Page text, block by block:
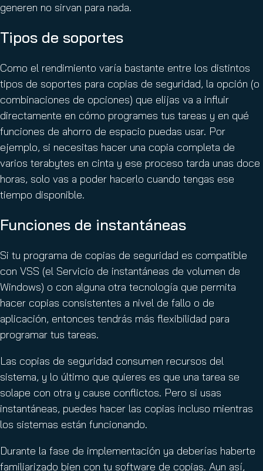
generen no sirvan para nada.
Tipos de soportes
Como el rendimiento varía bastante entre los distintos
tipos de soportes para copias de seguridad, la opción (o
combinaciones de opciones) que elijas va a influir
directamente en cómo programes tus tareas y en qué
funciones de ahorro de espacio puedas usar. Por
ejemplo, si necesitas hacer una copia completa de
varios terabytes en cinta y ese proceso tarda unas doce
horas, solo vas a poder hacerlo cuando tengas ese
tiempo disponible.
Funciones de instantáneas
Si tu programa de copias de seguridad es compatible
con VSS (el Servicio de instantáneas de volumen de
Windows) o con alguna otra tecnología que permita
hacer copias consistentes a nivel de fallo o de
aplicación, entonces tendrás más flexibilidad para
programar tus tareas.
Las copias de seguridad consumen recursos del
sistema, y lo último que quieres es que una tarea se
solape con otra y cause conflictos. Pero si usas
instantáneas, puedes hacer las copias incluso mientras
los sistemas están funcionando.
Durante la fase de implementación ya deberías haberte
familiarizado bien con tu software de copias. Aun así,